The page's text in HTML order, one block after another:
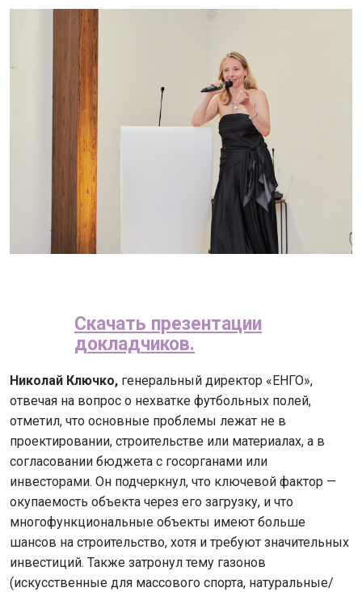
Скачать презентации
докладчиков.
Николай Ключко, генеральный директор «ЕНГО»,
отвечая на вопрос о нехватке футбольных полей,
отметил, что основные проблемы лежат не в
проектировании, строительстве или материалах, а в
согласовании бюджета с госорганами или
инвесторами. Он подчеркнул, что ключевой фактор —
окупаемость объекта через его загрузку, и что
многофункциональные объекты имеют больше
шансов на строительство, хотя и требуют значительных
инвестиций. Также затронул тему газонов
(искусственные для массового спорта, натуральные/